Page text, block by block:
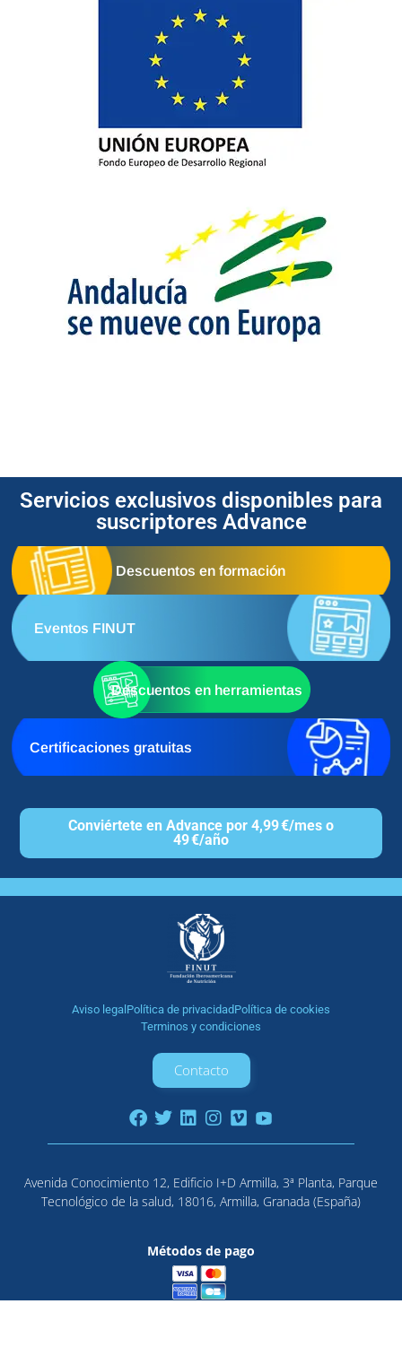
Servicios exclusivos disponibles para
suscriptores Advance
Descuentos en formación
Eventos FINUT
Descuentos en herramientas
Certificaciones gratuitas
Conviértete en Advance por 4,99 €/mes o
49 €/año
Aviso legal Política de privacidadPolítica de cookies
Terminos y condiciones
Contacto
Avenida Conocimiento 12, Edificio I+D Armilla, 3ª Planta, Parque
Tecnológico de la salud, 18016, Armilla, Granada (España)
Métodos de pago